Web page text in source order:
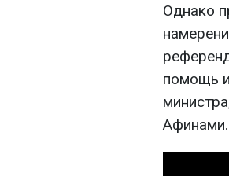
Однако
помощь
Афинами.